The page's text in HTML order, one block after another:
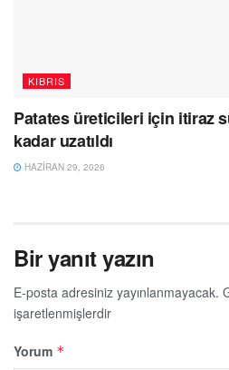
KIBRIS
Patates üreticileri için itiraz
kadar uzatıldı
HAZIRAN 29, 2026
Bir yanıt yazın
E-posta adresiniz yayınlanmayacak.
işaretlenmişlerdir
Yorum *